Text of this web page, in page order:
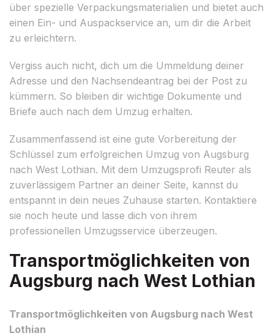
über spezielle Verpackungsmaterialien und bietet auch
einen Ein- und Auspackservice an, um dir die Arbeit
zu erleichtern.
Vergiss auch nicht, dich um die Ummeldung deiner
Adresse und den Nachsendeantrag bei der Post zu
kümmern. So bleiben dir wichtige Dokumente und
Briefe auch nach dem Umzug erhalten.
Zusammenfassend ist eine gute Vorbereitung der
Schlüssel zum erfolgreichen Umzug von Augsburg
nach West Lothian. Mit dem Umzugsprofi Reuter als
zuverlässigem Partner an deiner Seite, kannst du
entspannt in dein neues Zuhause starten. Kontaktiere
sie noch heute und lasse dich von ihrem
professionellen Umzugsservice überzeugen.
Transportmöglichkeiten von
Augsburg nach West Lothian
Transportmöglichkeiten von Augsburg nach West
Lothian